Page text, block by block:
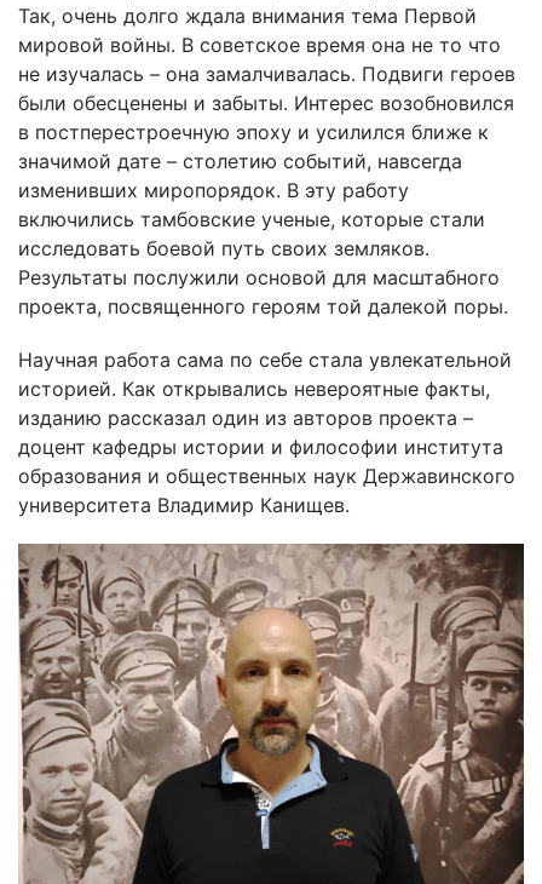
Так, очень долго ждала внимания тема Первой
мировой войны. В советское время она не то что
не изучалась – она замалчивалась. Подвиги героев
были обесценены и забыты. Интерес возобновился
в постперестроечную эпоху и усилился ближе к
значимой дате – столетию событий, навсегда
изменивших миропорядок. В эту работу
включились тамбовские ученые, которые стали
исследовать боевой путь своих земляков.
Результаты послужили основой для масштабного
проекта, посвященного героям той далекой поры.
Научная работа сама по себе стала увлекательной
историей. Как открывались невероятные факты,
изданию рассказал один из авторов проекта –
доцент кафедры истории и философии института
образования и общественных наук Державинского
университета Владимир Канищев.